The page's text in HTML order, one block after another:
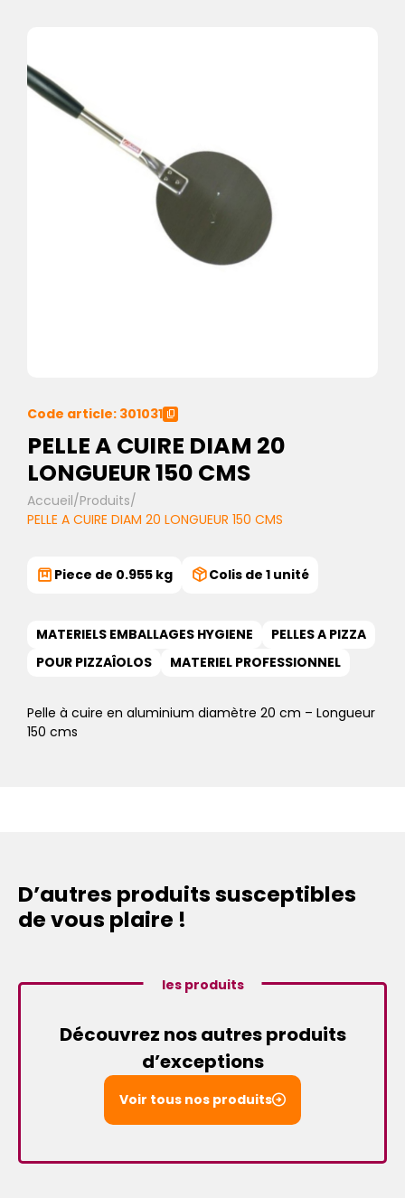
Code article: 301031
PELLE A CUIRE DIAM 20
LONGUEUR 150 CMS
Accueil/Produits/
PELLE A CUIRE DIAM 20 LONGUEUR 150 CMS
Piece de 0.955 kg Colis de 1 unité
MATERIELS EMBALLAGES HYGIENE
PELLES A PIZZA
POUR PIZZAÎOLOS
MATERIEL PROFESSIONNEL
Pelle à cuire en aluminium diamètre 20 cm – Longueur
150 cms
D’autres produits susceptibles
de vous plaire !
les produits
Découvrez nos autres produits
d’exceptions
Voir tous nos produits